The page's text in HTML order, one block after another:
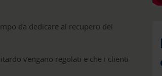
da dedicare al recupero dei
vengano regolati e che i clienti